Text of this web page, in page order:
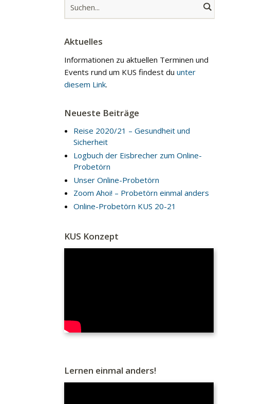
Aktuelles
Informationen zu aktuellen Terminen und
Events rund um KUS findest du unter
diesem Link.
Neueste Beiträge
Reise 2020/21 – Gesundheit und
Sicherheit
Logbuch der Eisbrecher zum Online-
Probetörn
Unser Online-Probetörn
Zoom Ahoi! – Probetörn einmal anders
Online-Probetörn KUS 20-21
KUS Konzept
Lernen einmal anders!